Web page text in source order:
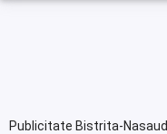
Publicitate Bistrita-